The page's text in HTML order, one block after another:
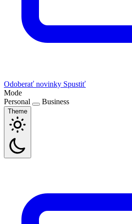
Odoberať novinky Spustiť
Mode
Personal
Business
Theme